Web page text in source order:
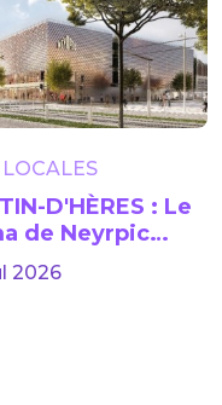
D'HÈRES : Le
de Neyrpic
2026